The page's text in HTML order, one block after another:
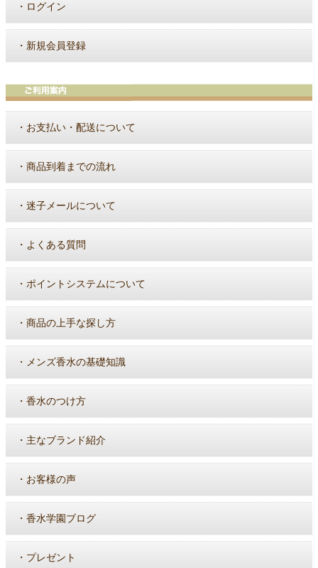
・ ログイン
・ 新規会員登録
・ お支払い・配送について
・ 商品到着までの流れ
・ 迷子メールについて
・ よくある質問
・ ポイントシステムについて
・ 商品の上手な探し方
・ メンズ香水の基礎知識
・ 香水のつけ方
・ 主なブランド紹介
・ お客様の声
・ 香水学園ブログ
・ プレゼント